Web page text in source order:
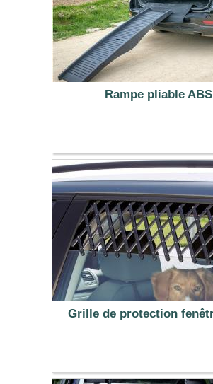
Rampe pliable ABS
77.99 €
Grille de protection
4.99 €